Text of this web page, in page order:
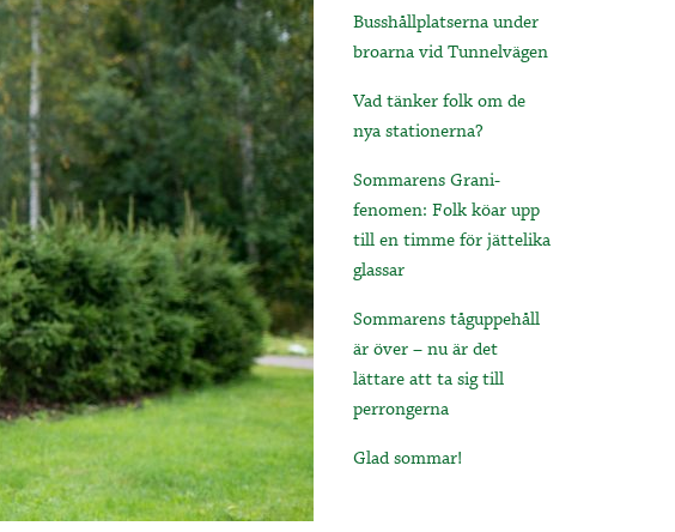
Busshållplatserna under
broarna vid Tunnelvägen
Vad tänker folk om de
nya stationerna?
Sommarens Grani-
fenomen: Folk köar upp
till en timme för jättelika
glassar
Sommarens tåguppehåll
är över – nu är det
lättare att ta sig till
perrongerna
Glad sommar!